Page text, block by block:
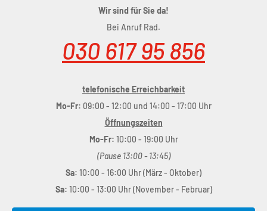
Wir sind für Sie da!
Bei Anruf Rad.
030 617 95 856
telefonische Erreichbarkeit
Mo-Fr: 09:00 - 12:00 und 14:00 - 17:00 Uhr
Öffnungszeiten
Mo-Fr: 10:00 - 19:00 Uhr
(Pause 13:00 - 13:45)
Sa: 10:00 - 16:00 Uhr (März - Oktober)
Sa: 10:00 - 13:00 Uhr (November - Februar)